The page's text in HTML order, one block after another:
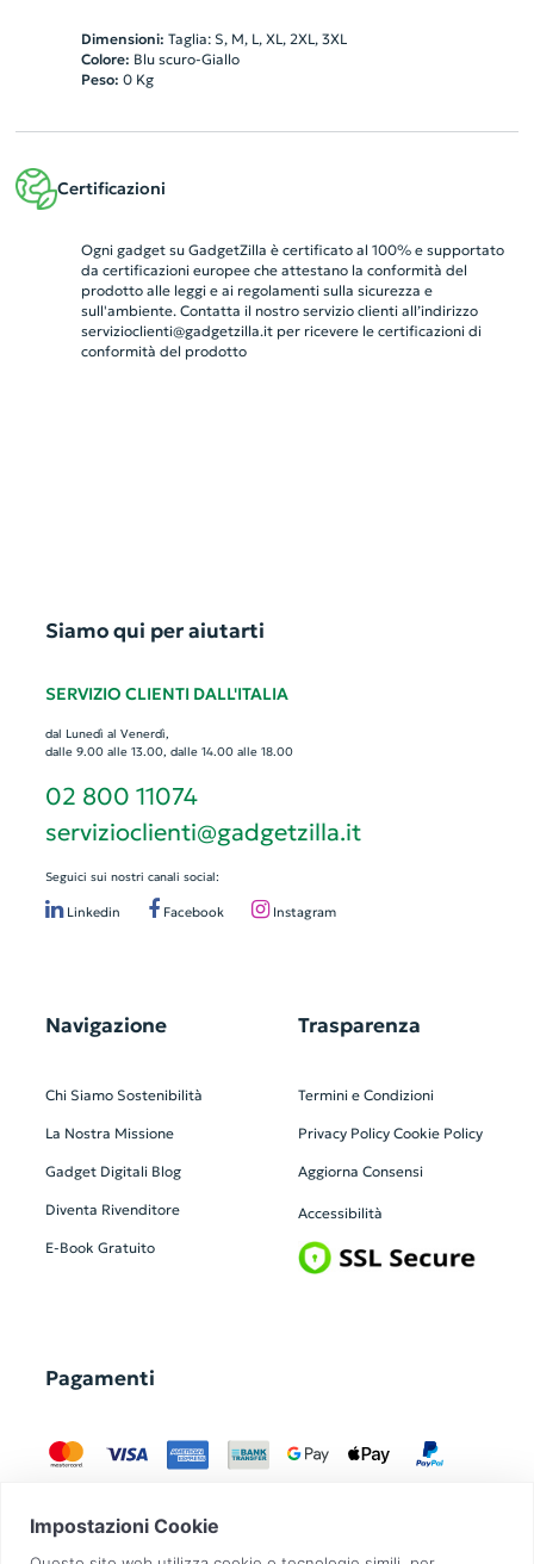
Dimensioni: Taglia: S, M, L, XL, 2XL, 3XL
Colore: Blu scuro-Giallo
Peso: 0Kg
Certificazioni
Ogni gadget su GadgetZilla è certificato al 100% e supportato
da certificazioni europee che attestano la conformità del
prodotto alle leggi e ai regolamenti sulla sicurezza e
sull'ambiente. Contatta il nostro servizio clienti all’indirizzo
servizioclienti@gadgetzilla.itper ricevere le certificazioni di
conformità del prodotto
Siamo qui per aiutarti
SERVIZIO CLIENTI DALL'ITALIA
dal Lunedì al Venerdì,
dalle 9.00 alle 13.00, dalle 14.00 alle 18.00
02 800 11074
servizioclienti@gadgetzilla.it
Seguici sui nostri canali social:
Linkedin Facebook Instagram
Navigazione
Chi Siamo Sostenibilità
La Nostra Missione
Gadget Digitali Blog
Diventa Rivenditore
E-Book Gratuito
Trasparenza
Termini e Condizioni
Privacy Policy Cookie Policy
Aggiorna Consensi
Accessibilità
Pagamenti